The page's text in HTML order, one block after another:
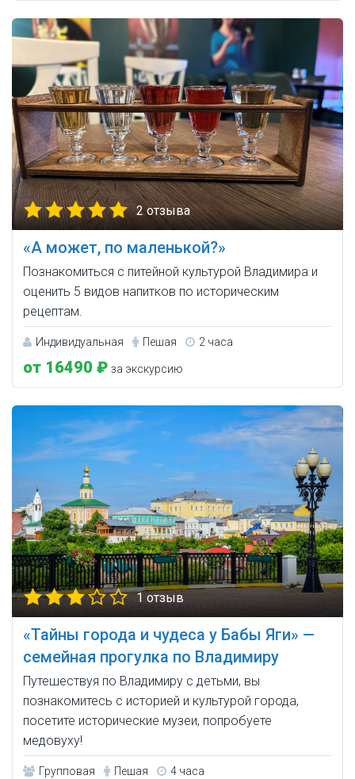
2 отзыва
«А может, по маленькой?»
Познакомиться с питейной культурой Владимира и
оценить 5 видов напитков по историческим
рецептам.
Индивидуальная Пешая 2 часа
от 16490 ₽ за экскурсию
1 отзыв
«Тайны города и чудеса у Бабы Яги» —
семейная прогулка по Владимиру
Путешествуя по Владимиру с детьми, вы
познакомитесь с историей и культурой города,
посетите исторические музеи, попробуете
медовуху!
Групповая Пешая 4 часа